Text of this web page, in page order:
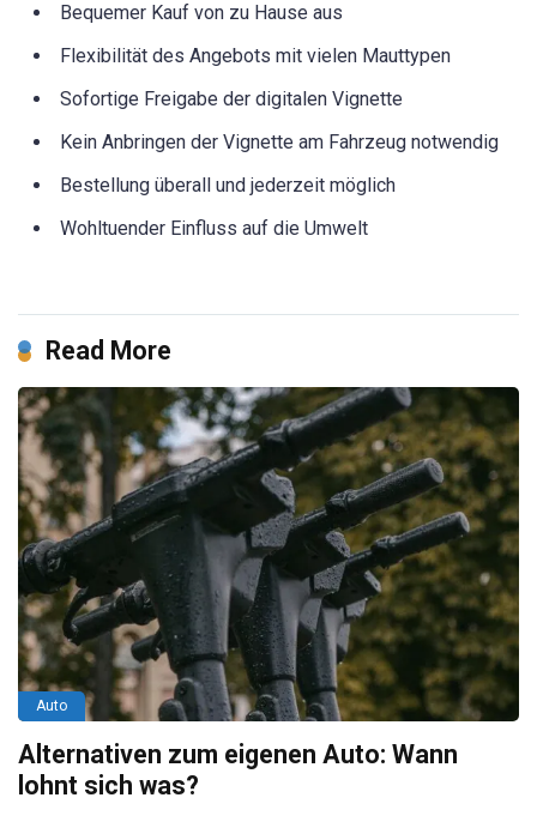
Bequemer Kauf von zu Hause aus
Flexibilität des Angebots mit vielen Mauttypen
Sofortige Freigabe der digitalen Vignette
Kein Anbringen der Vignette am Fahrzeug notwendig
Bestellung überall und jederzeit möglich
Wohltuender Einfluss auf die Umwelt
Read More
Auto
Alternativen zum eigenen Auto: Wann
lohnt sich was?